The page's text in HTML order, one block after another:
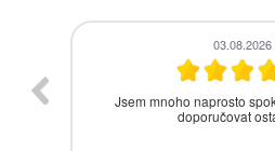
28.07.2026
Bezproblémová
drobného